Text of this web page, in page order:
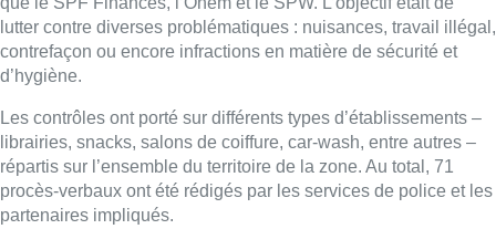
lutter contre diverses problématiques : nuisances, travail illégal,
contrefaçon ou encore infractions en matière de sécurité et
d’hygiène.
Les contrôles ont porté sur différents types d’établissements –
librairies, snacks, salons de coiffure, car-wash, entre autres –
répartis sur l’ensemble du territoire de la zone. Au total, 71
procès-verbaux ont été rédigés par les services de police et les
partenaires impliqués.